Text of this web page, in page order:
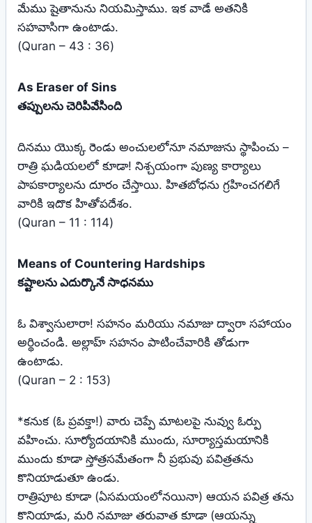
మేము షైతానును నియమిస్తాము. ఇక వాడే అతనికి
సహవాసిగా ఉంటాడు.
(Quran – 43 : 36)
As Eraser of Sins
తప్పులను చెరిపివేసింది
దినము యొక్క రెండు అంచులలోనూ నమాజును స్థాపించు –
రాత్రి ఘడియలలో కూడా! నిశ్చయంగా పుణ్య కార్యాలు
పాపకార్యాలను దూరం చేస్తాయి. హితబోధను గ్రహించగలిగే
వారికి ఇదొక హితోపదేశం.
(Quran – 11 : 114)
Means of Countering Hardships
కష్టాలను ఎదుర్కొనే సాధనము
ఓ విశ్వాసులారా! సహనం మరియు నమాజు ద్వారా సహాయం
అర్థించండి. అల్లాహ్ సహనం పాటించేవారికి తోడుగా
ఉంటాడు.
(Quran – 2 : 153)
*కనుక (ఓ ప్రవక్తా!) వారు చెప్పే మాటలపై నువ్వు ఓర్పు
వహించు. సూర్యోదయానికి ముందు, సూర్యాస్తమయానికి
ముందు కూడా స్తోత్రసమేతంగా నీ ప్రభువు పవిత్రతను
కొనియాడుతూ ఉండు.
రాత్రిపూట కూడా (ఏసమయంలోనయినా) ఆయన పవిత్ర తను
కొనియాడు, మరి నమాజు తరువాత కూడా (ఆయన్ను